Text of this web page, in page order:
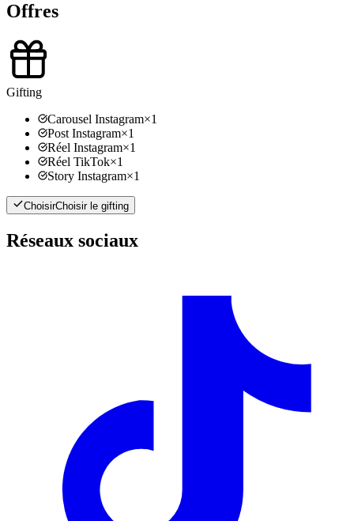
Offres
Gifting
Carousel Instagram×1
Post Instagram×1
Réel Instagram×1
Réel TikTok×1
Story Instagram×1
ChoisirChoisir le gifting
Réseaux sociaux